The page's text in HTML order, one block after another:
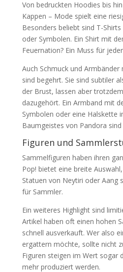
Von bedruckten Hoodies bis
Kappen – Mode spielt eine
Besonders beliebt sind T-
oder Symbolen. Ein Shirt mit
Feuernation? Ein Muss für
Auch Schmuck und
sind begehrt. Sie sind subtiler
der Brust, lassen aber
dazugehört. Ein Armband mit
Symbolen oder eine Halskette
Baumgeistes von Pandora
Figuren und
Sammelfiguren haben ihren
Pop! bietet eine breite
Statuen von Neytiri oder Aang
für Sammler.
Ein weiteres Highlight sind
Artikel haben oft einen hohen
schnell ausverkauft. Wer also
ergattern möchte, sollte nicht
Figuren steigen im Wert sogar
mehr produziert werden.